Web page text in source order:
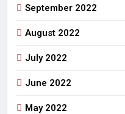
September 2022
August 2022
July 2022
June 2022
May 2022